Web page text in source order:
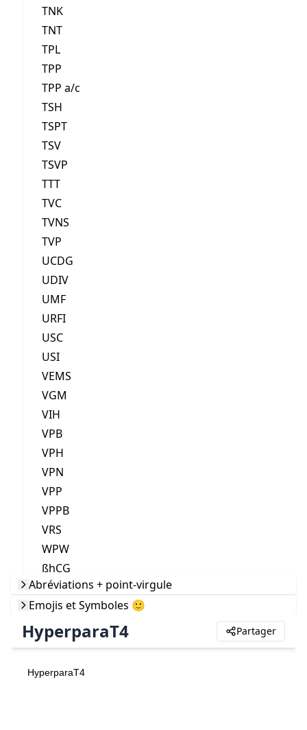
TNK
TNT
TPL
TPP
TPP a/c
TSH
TSPT
TSV
TSVP
TTT
TVC
TVNS
TVP
UCDG
UDIV
UMF
URFI
USC
USI
VEMS
VGM
VIH
VPB
VPH
VPN
VPP
VPPB
VRS
WPW
ßhCG
Abréviations + point-virgule
Emojis et Symboles 🙂
HyperparaT4 Partager
HyperparaT4